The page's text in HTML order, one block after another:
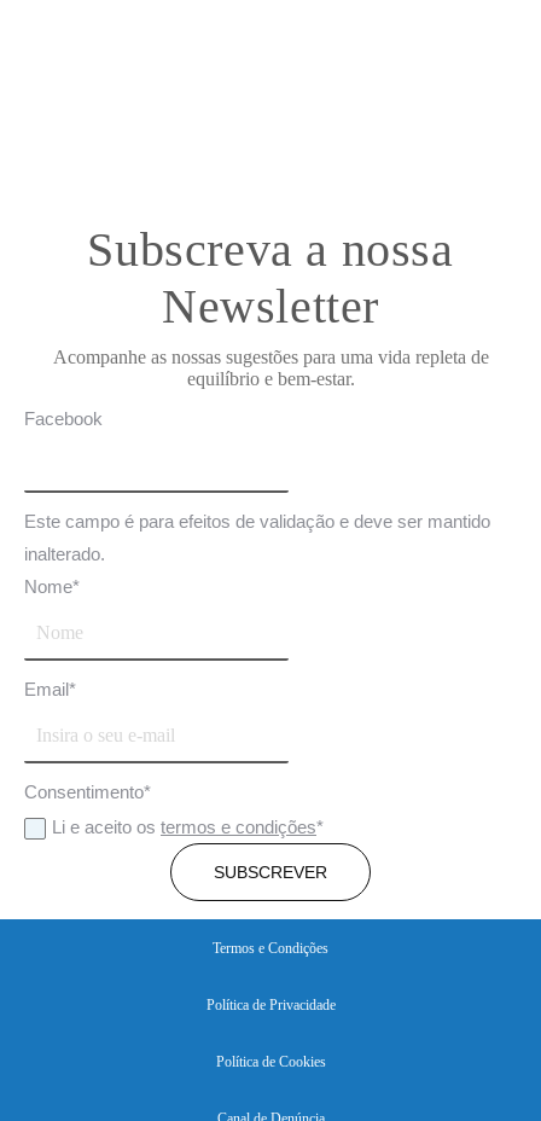
Subscreva a nossa
Newsletter
Acompanhe as nossas sugestões para uma vida repleta de
equilíbrio e bem-estar.
Facebook
Este campo é para efeitos de validação e deve ser mantido
inalterado.
Nome*
Email*
Consentimento*
Li e aceito os termos e condições*
SUBSCREVER
Termos e Condições
Política de Privacidade
Política de Cookies